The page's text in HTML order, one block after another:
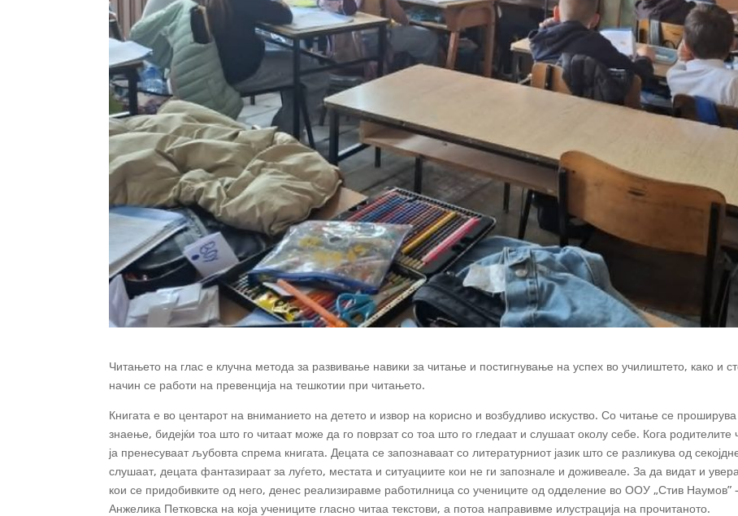
Читањето на глас е клучна метода за развивање навики за читање и постигнување на успех во училиштето, како и
начин се работи на превенција на тешкотии при читањето.
Книгата е во центарот на вниманието на детето и извор на корисно и возбудливо искуство. Со читање се
знаење, бидејќи тоа што го читаат може да го поврзат со тоа што го гледаат и слушаат околу себе. Кога
ја пренесуваат љубовта спрема книгата. Децата се запознаваат со литературниот јазик што се разликува од
слушаат, децата фантазираат за луѓето, местата и ситуациите кои не ги запознале и доживеале. За да видат и
кои се придобивките од него, денес реализиравме работилница со учениците од одделение во ООУ „Стив Наумов”
Анжелика Петковска на која учениците гласно читаа текстови, а потоа направивме илустрација на прочитаното.